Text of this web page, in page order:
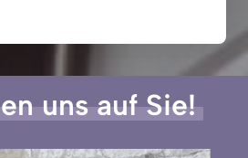
uns auf Sie!